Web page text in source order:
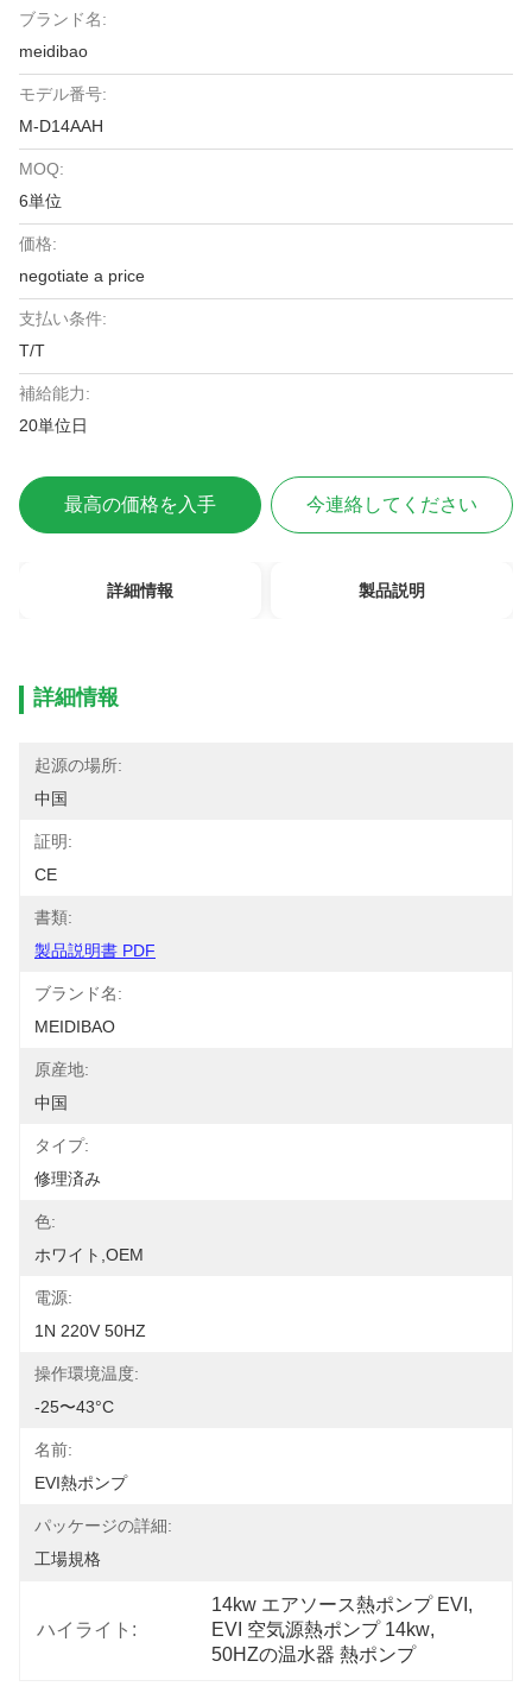
ブランド名:
meidibao
モデル番号:
M-D14AAH
MOQ:
6単位
価格:
negotiate a price
支払い条件:
T/T
補給能力:
20単位日
最高の価格を入手 今連絡してください
詳細情報 製品説明
詳細情報
起源の場所:
中国
証明:
CE
書類:
製品説明書 PDF
ブランド名:
MEIDIBAO
原産地:
中国
タイプ:
修理済み
色:
ホワイト,OEM
電源:
1N 220V 50HZ
操作環境温度:
-25〜43°C
名前:
EVI熱ポンプ
パッケージの詳細:
工場規格
ハイライト:
14kw エアソース熱ポンプ EVI ,
EVI 空気源熱ポンプ 14kw,
50HZの温水器 熱ポンプ